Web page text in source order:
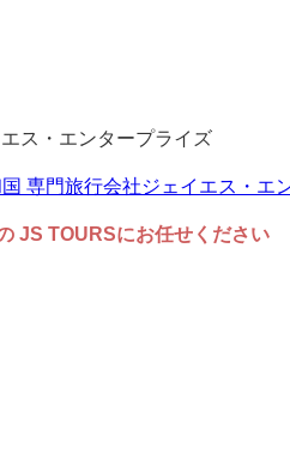
ス・エンタープライズ
JS TOURSにお任せください